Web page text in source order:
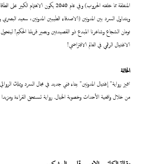
المنفلقة مما خلفته الحروب) وفي عام 2040 يكون الاهتمام الكبير على الطاقات البديلة!
ويتداول السرد بين المدونين (الاصدقاء الطيبين المدونين، سعيد
تومان الشجاع وشاعرنا المبدع ذو القصيدتين وبصير قريتنا الحكيم!
الاغتيال الرقمي في العالم الافتراضي!
الخاتمة
تتميز رواية" إغتيال المدونين" ببناء فني جديد في مجال السرد ويملك
من خلال واقعية الأحداث وخصوبة الخيال. رواية تستحق القراءة